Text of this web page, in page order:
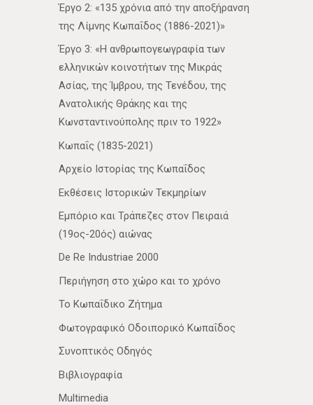
Έργο 2: «135 χρόνια από την αποξήρανση
της Λίμνης Κωπαΐδος (1886-2021)»
Έργο 3: «Η ανθρωπογεωγραφία των
ελληνικών κοινοτήτων της Μικράς
Ασίας, της Ίμβρου, της Τενέδου, της
Ανατολικής Θράκης και της
Κωνσταντινούπολης πριν το 1922»
Κωπαΐς (1835-2021)
Αρχείο Ιστορίας της Κωπαΐδος
Εκθέσεις Ιστορικών Τεκμηρίων
Εμπόριο και Τράπεζες στον Πειραιά
(19ος-20ός) αιώνας
De Re Industriae 2000
Περιήγηση στο χώρο και το χρόνο
Το Κωπαΐδικο Ζήτημα
Φωτογραφικό Οδοιπορικό Κωπαΐδος
Συνοπτικός Οδηγός
Βιβλιογραφία
Multimedia